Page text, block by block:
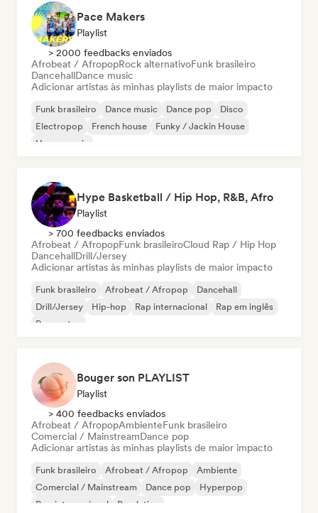
Pace Makers
Playlist
> 2000 feedbacks enviados
Afrobeat / AfropopRock alternativoFunk brasileiro
DancehallDance music
Adicionar artistas às minhas playlists de maior impacto
Funk brasileiro Dance music Dance pop
Disco
Electropop
French house
Funky / Jackin House
House music
Hype Basketball / Hip Hop, R&B, Afro
Playlist
> 700 feedbacks enviados
Afrobeat / AfropopFunk brasileiroCloud Rap / Hip Hop
DancehallDrill/Jersey
Adicionar artistas às minhas playlists de maior impacto
Funk brasileiro Afrobeat / Afropop
Dancehall
Drill/Jersey
Hip-hop Rap internacional
Rap em inglês
Reggaeton
Bouger son PLAYLIST
Playlist
> 400 feedbacks enviados
Afrobeat / AfropopAmbienteFunk brasileiro
Comercial / MainstreamDance pop
Adicionar artistas às minhas playlists de maior impacto
Funk brasileiro Afrobeat / Afropop
Ambiente
Comercial / Mainstream
Dance pop
Hyperpop
Pop internacional
Pop latino